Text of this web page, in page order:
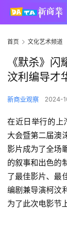
首页 文化艺术频道
《默杀》
汶利编导才
新商业观察 2024-
在近日举行的上
大会暨第二届澳
影片成为了全场
的叙事和出色的
了最佳影片、最
编剧兼导演柯汶
为了此次电影节